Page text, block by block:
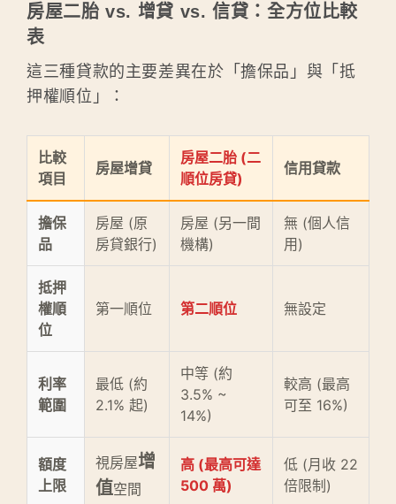
房屋二胎 vs. 增貸 vs. 信貸：全方位比較
表
這三種貸款的主要差異在於「擔保品」與「抵
押權順位」：
比較
項目
房屋增貸
房屋二胎 (二
順位房貸)
信用貸款
擔保
品
房屋 (原
房貸銀行)
房屋 (另一間
機構)
無 (個人信
用)
抵押
權順
位
第一順位 第二順位 無設定
利率
範圍
最低 (約
2.1% 起)
中等 (約
3.5% ~
14%)
較高 (最高
可至 16%)
額度
上限
視房屋增
值空間
高 (最高可達
500 萬)
低 (月收 22
倍限制)